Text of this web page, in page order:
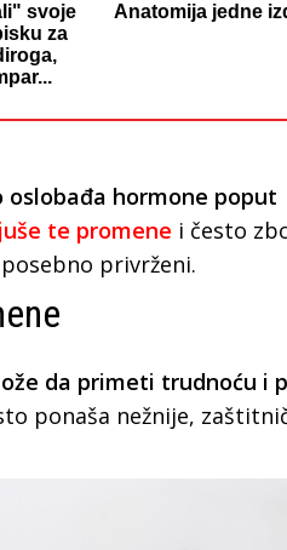
svoje
za
Anatomija jedne
hormone poput
te promene i često
privrženi.
da primeti trudnoću i
ponaša nežnije,